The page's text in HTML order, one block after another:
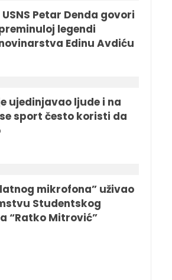
Petar Denda govori
legendi
Edinu Avdiću
ujedinjavao ljude i na
sport često koristi da
mikrofona” uživao
Studentskog
“Ratko Mitrović”